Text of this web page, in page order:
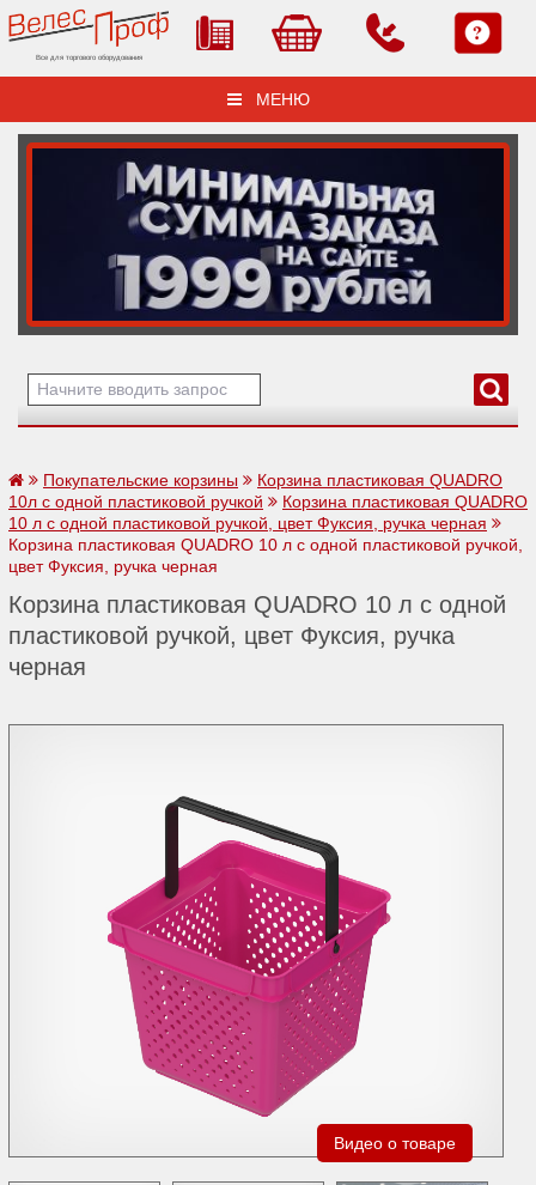
Все для торгового оборудования
МЕНЮ
Покупательские корзины
Корзина пластиковая QUADRO
10л с одной пластиковой ручкой
Корзина пластиковая QUADRO
10 л с одной пластиковой ручкой, цвет Фуксия, ручка черная
Корзина пластиковая QUADRO 10 л с одной пластиковой ручкой,
цвет Фуксия, ручка черная
Корзина пластиковая QUADRO 10 л с одной
пластиковой ручкой, цвет Фуксия, ручка
черная
Видео о товаре